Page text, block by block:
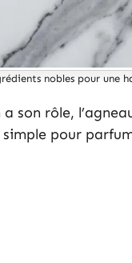
nobles pour une
son rôle,
pour